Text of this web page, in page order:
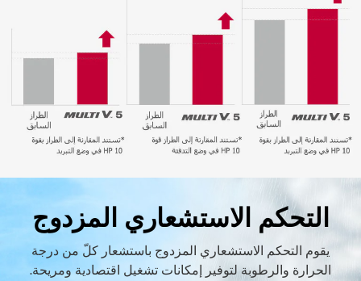
التحكم الاستشعاري المزدوج
يقوم التحكم الاستشعاري المزدوج باستشعار كلّ من درجة
الحرارة والرطوبة لتوفير إمكانات تشغيل اقتصادية ومريحة.